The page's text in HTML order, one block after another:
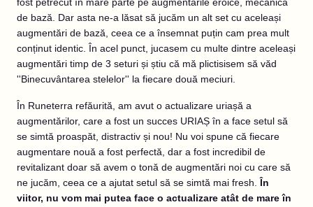
fost petrecut în mare parte pe augmentările eroice, mecanica
de bază. Dar asta ne-a lăsat să jucăm un alt set cu aceleași
augmentări de bază, ceea ce a însemnat puțin cam prea mult
conținut identic. În acel punct, jucasem cu multe dintre aceleași
augmentări timp de 3 seturi și știu că mă plictisisem să văd
''Binecuvântarea stelelor'' la fiecare două meciuri.
În Runeterra refăurită, am avut o actualizare uriașă a
augmentărilor, care a fost un succes URIAȘ în a face setul să
se simtă proaspăt, distractiv și nou! Nu voi spune că fiecare
augmentare nouă a fost perfectă, dar a fost incredibil de
revitalizant doar să avem o tonă de augmentări noi cu care să
ne jucăm, ceea ce a ajutat setul să se simtă mai fresh. În
viitor, nu vom mai putea face o actualizare atât de mare în